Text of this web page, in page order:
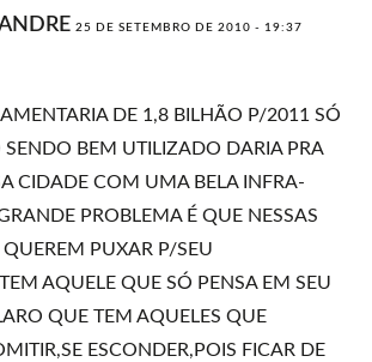
25 DE SETEMBRO DE 2010 - 19:37
DE 1,8 BILHÃO P/2011 SÓ
SENDO BEM UTILIZADO DARIA PRA
CIDADE COM UMA BELA INFRA-
PROBLEMA É QUE NESSAS
PUXAR P/SEU
AQUELE QUE SÓ PENSA EM SEU
QUE TEM AQUELES QUE
ESCONDER,POIS FICAR DE